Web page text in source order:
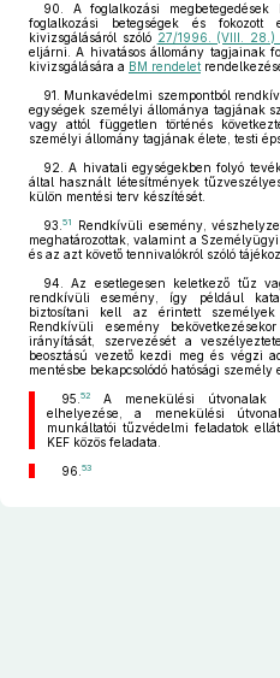
90. A foglalkozási
foglalkozási betegségek és fokozott
kivizsgálásáról szóló 27/1996. (VIII. 28.)
eljárni. A hivatásos állomány tagjainak
kivizsgálására a BM rendelet
91. Munkavédelmi szempontból
egységek személyi állománya tagjának
vagy attól független történés
személyi állomány tagjának élete, testi
92. A hivatali egységekben folyó
által használt létesítmények
külön mentési terv készítését.
93. 51
Rendkívüli esemény,
meghatározottak, valamint a
és az azt követő tennivalókról szóló
94. Az esetlegesen keletkező tűz
rendkívüli esemény, így például
biztosítani kell az érintett személyek
Rendkívüli esemény
irányítását, szervezését a
beosztású vezető kezdi meg és végzi
mentésbe bekapcsolódó hatósági személy
95. 52
A menekülési útvonalak
elhelyezése, a menekülési
munkáltatói tűzvédelmi feladatok
KEF közös feladata.
96. 53